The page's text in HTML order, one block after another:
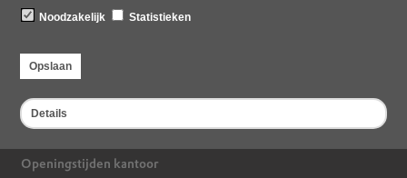
Noodzakelijk
Statistieken
Opslaan
Details
Bezoekadres
Postadres
Openingstijden kantoor